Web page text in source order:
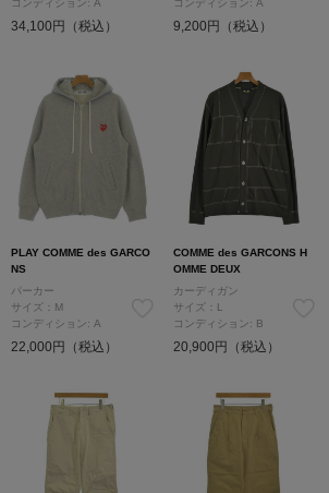
34,100円（税込） 9,200円（税込）
PLAY COMME des GARCO
NS
パーカー
サイズ：M
コンディション: A
22,000円（税込）
COMME des GARCONS H
OMME DEUX
カーディガン
サイズ：L
コンディション: B
20,900円（税込）